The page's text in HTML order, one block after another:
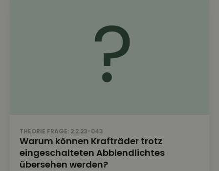
THEORIE FRAGE: 2.2.23-043
Warum können Krafträder trotz
eingeschalteten Abblendlichtes
übersehen werden?